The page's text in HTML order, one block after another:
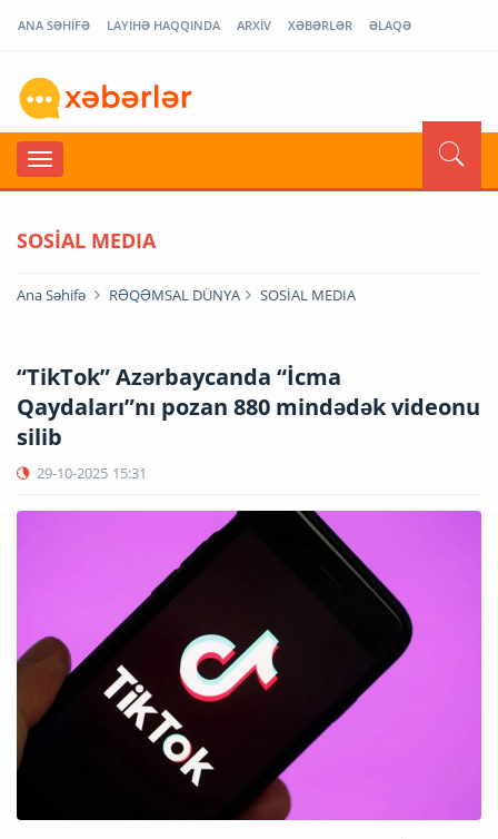
ANA SƏHİFƏ LAYİHƏ HAQQINDA ARXİV XƏBƏRLƏR ƏLAQƏ
SOSİAL MEDIA
Ana Səhifə RƏQƏMSAL DÜNYA SOSİAL MEDIA
“TikTok” Azərbaycanda “İcma
Qaydaları”nı pozan 880 mindədək videonu
silib
29-10-2025 15:31